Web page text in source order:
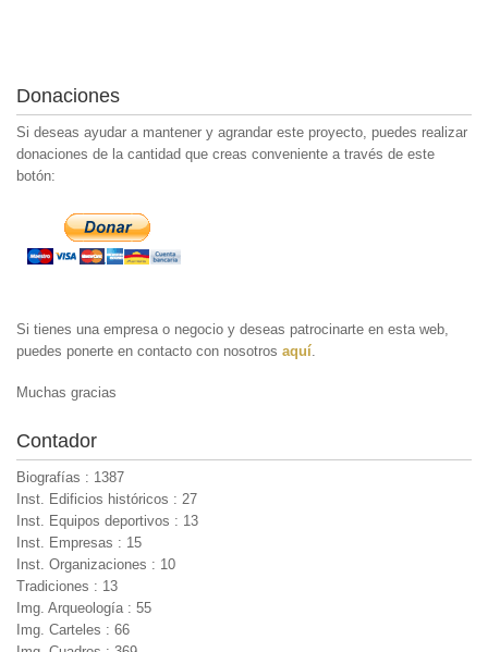
Donaciones
Si deseas ayudar a mantener y agrandar este proyecto, puedes realizar
donaciones de la cantidad que creas conveniente a través de este
botón:
Si tienes una empresa o negocio y deseas patrocinarte en esta web,
puedes ponerte en contacto con nosotros aquí.
Muchas gracias
Contador
Biografías : 1387
Inst. Edificios históricos : 27
Inst. Equipos deportivos : 13
Inst. Empresas : 15
Inst. Organizaciones : 10
Tradiciones : 13
Img. Arqueología : 55
Img. Carteles : 66